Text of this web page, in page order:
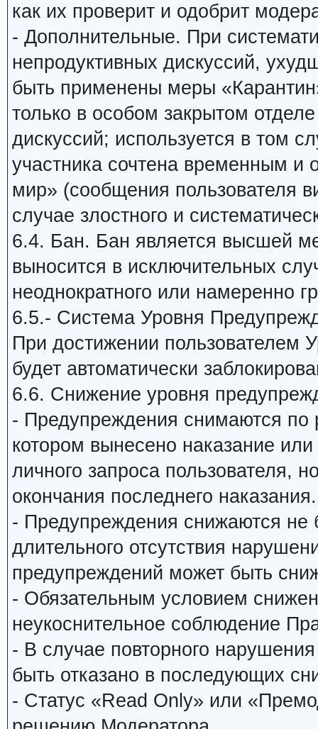
как их проверит и одобрит
- Дополнительные. При
непродуктивных дискуссий,
быть применены меры
только в особом закрытом
дискуссий; используется в том
участника сочтена временным
мир» (сообщения пользователя
случае злостного и
6.4. Бан. Бан является высшей
выносится в исключительных
неоднократного или намеренно
6.5.- Система Уровня
При достижении пользователем
будет автоматически
6.6. Снижение уровня
- Предупреждения снимаются
котором вынесено наказание
личного запроса пользователя,
окончания последнего наказания.
- Предупреждения снижаются
длительного отсутствия
предупреждений может быть
- Обязательным условием
неукоснительное соблюдение
- В случае повторного
быть отказано в последующих
- Статус «Read Only» или